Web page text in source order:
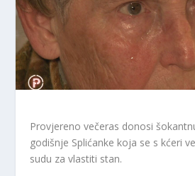
Provjereno večeras donosi
godišnje Splićanke koja se s kćeri
sudu za vlastiti stan.